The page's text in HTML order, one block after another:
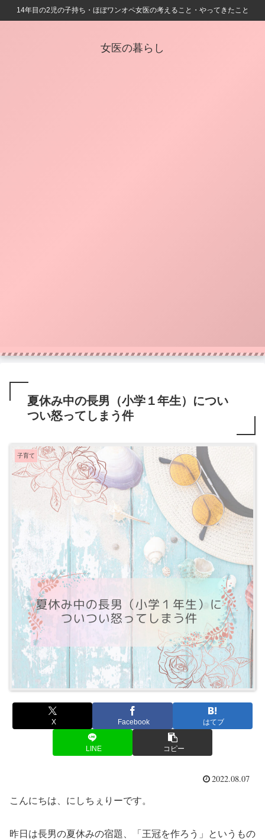
14年目の2児の子持ち・ほぼワンオペ女医の考えること・やってきたこと
女医の暮らし
夏休み中の長男（小学１年生）につい
つい怒ってしまう件
子育て
X Facebook はてブ
LINE コピー
2022.08.07
こんにちは、にしちぇりーです。
昨日は長男の夏休みの宿題、「王冠を作ろう」というもの